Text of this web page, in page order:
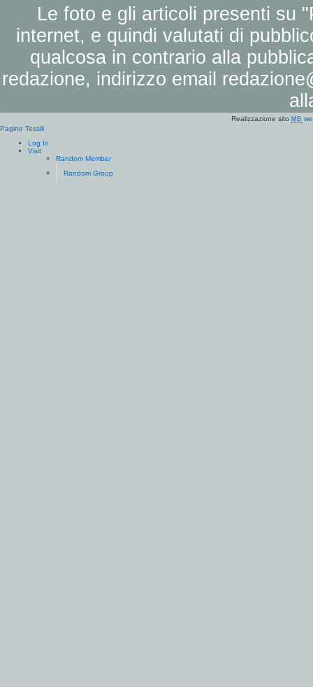
Le foto e gli articoli presenti su
internet, e quindi valutati di
qualcosa in contrario alla
redazione, indirizzo email
Realizzazione sito MB
Pagine Tessili
Log In
Visit
Random Member
Random Group